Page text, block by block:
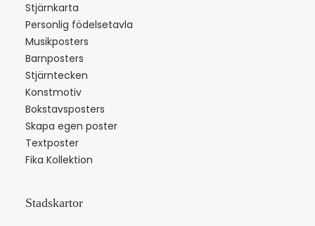
Stjärnkarta
Personlig födelsetavla
Musikposters
Barnposters
Stjärntecken
Konstmotiv
Bokstavsposters
Skapa egen poster
Textposter
Fika Kollektion
Stadskartor